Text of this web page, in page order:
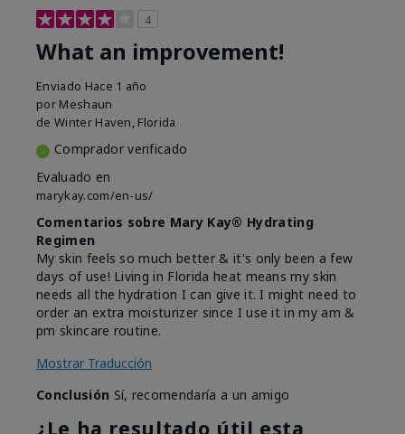
4
What an improvement!
Enviado Hace 1 año
por Meshaun
de Winter Haven, Florida
Comprador verificado
Evaluado en
marykay.com/en-us/
Comentarios sobre Mary Kay® Hydrating
Regimen
My skin feels so much better & it's only been a few
days of use! Living in Florida heat means my skin
needs all the hydration I can give it. I might need to
order an extra moisturizer since I use it in my am &
pm skincare routine.
Mostrar Traducción
Conclusión Sí, recomendaría a un amigo
¿Le ha resultado útil esta